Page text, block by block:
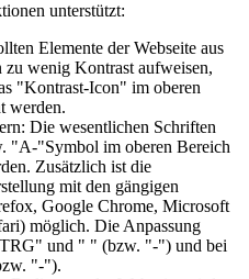
unterstützt:
Elemente der Webseite aus
zu wenig Kontrast aufweisen,
"Kontrast-Icon" im oberen
werden.
Die wesentlichen Schriften
"A-"Symbol im oberen Bereich
Zusätzlich ist die
mit den gängigen
Google Chrome, Microsoft
möglich. Die Anpassung
und " " (bzw. "-") und bei
"-").